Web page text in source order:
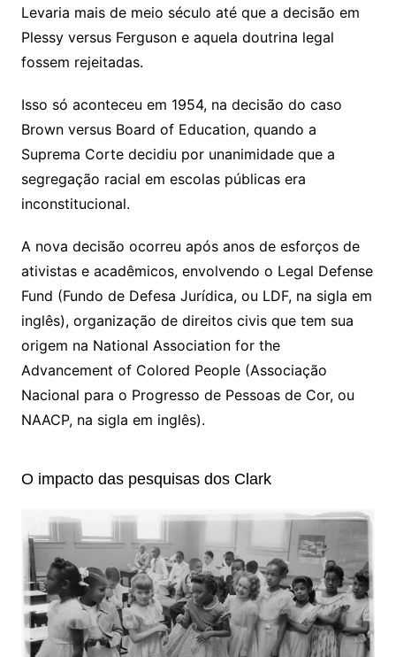
Levaria mais de meio século até que a decisão em
Plessy versus Ferguson e aquela doutrina legal
fossem rejeitadas.
Isso só aconteceu em 1954, na decisão do caso
Brown versus Board of Education, quando a
Suprema Corte decidiu por unanimidade que a
segregação racial em escolas públicas era
inconstitucional.
A nova decisão ocorreu após anos de esforços de
ativistas e acadêmicos, envolvendo o Legal Defense
Fund (Fundo de Defesa Jurídica, ou LDF, na sigla em
inglês), organização de direitos civis que tem sua
origem na National Association for the
Advancement of Colored People (Associação
Nacional para o Progresso de Pessoas de Cor, ou
NAACP, na sigla em inglês).
O impacto das pesquisas dos Clark